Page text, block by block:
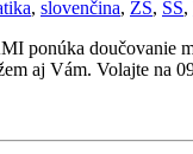
, slovenčina, ZŠ, SŠ,
doučovanie
aj Vám. Volajte na